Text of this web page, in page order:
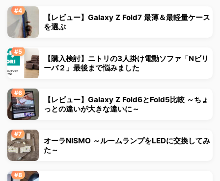
【レビュー】Galaxy Z Fold7 最薄＆最軽量ケース
を選ぶ
【購入検討】ニトリの3人掛け電動ソファ「Nビリ
ーバ２」最後まで悩みました
【レビュー】Galaxy Z Fold6とFold5比較 ～ちょ
っとの違いが大きな違いに～
オーラNISMO ～ルームランプをLEDに交換してみ
た～